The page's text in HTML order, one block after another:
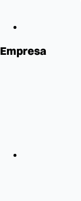
Empresa